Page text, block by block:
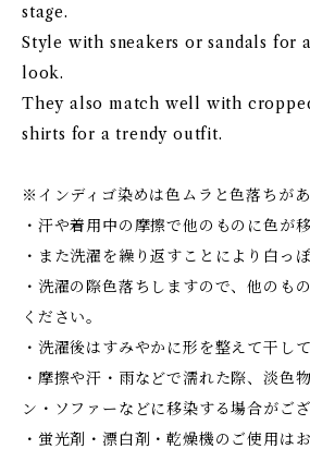
stage.
Style with sneakers or sandals for
look.
They also match well with
shirts for a trendy outfit.
※インディゴ染めは色ムラと色落ちがあ
・汗や着用中の摩擦で他のものに色が
・また洗濯を繰り返すことにより白っ
・洗濯の際色落ちしますので、他のも
ください。
・洗濯後はすみやかに形を整えて干し
・摩擦や汗・雨などで濡れた際、淡色
ン・ソファーなどに移染する場合がござ
・蛍光剤・漂白剤・乾燥機のご使用は